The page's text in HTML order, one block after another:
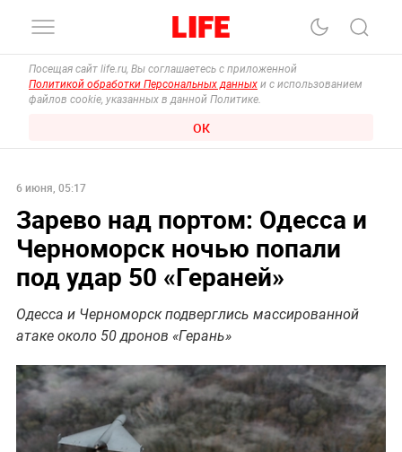
Посещая сайт life.ru, Вы соглашаетесь с приложенной
Политикой обработки Персональных данных и с использованием
файлов cookie, указанных в данной Политике.
ОК
6 июня, 05:17
Зарево над портом: Одесса и
Черноморск ночью попали
под удар 50 «Гераней»
Одесса и Черноморск подверглись массированной
атаке около 50 дронов «Герань»